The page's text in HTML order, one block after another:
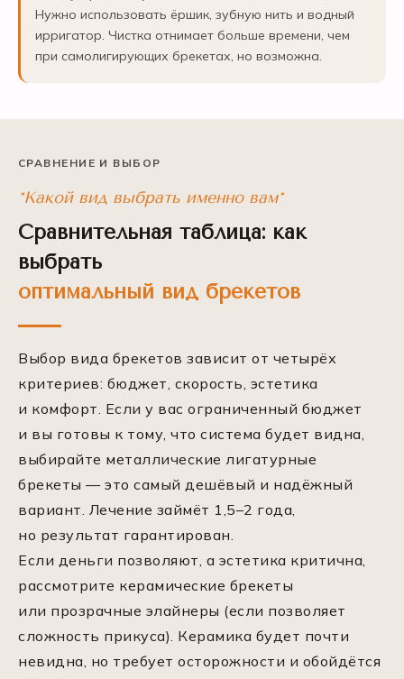
Нужно использовать ёршик, зубную нить и водный
ирригатор. Чистка отнимает больше времени, чем
при самолигирующих брекетах, но возможна.
СРАВНЕНИЕ И ВЫБОР
*Какой вид выбрать именно вам*
Сравнительная таблица: как
выбрать
оптимальный вид брекетов
Выбор вида брекетов зависит от четырёх
критериев: бюджет, скорость, эстетика
и комфорт. Если у вас ограниченный бюджет
и вы готовы к тому, что система будет видна,
выбирайте металлические лигатурные
брекеты — это самый дешёвый и надёжный
вариант. Лечение займёт 1,5–2 года,
но результат гарантирован.
Если деньги позволяют, а эстетика критична,
рассмотрите керамические брекеты
или прозрачные элайнеры (если позволяет
сложность прикуса). Керамика будет почти
невидна, но требует осторожности и обойдётся